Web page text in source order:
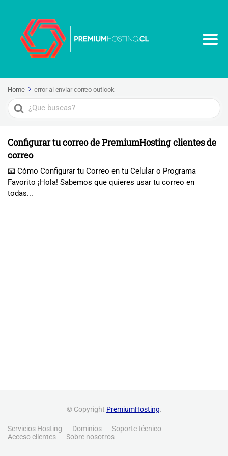
Home error al enviar correo outlook
Search
For
Configurar tu correo de PremiumHosting clientes de
correo
📧 Cómo Configurar tu Correo en tu Celular o Programa
Favorito ¡Hola! Sabemos que quieres usar tu correo en
todas...
© Copyright PremiumHosting.
Servicios Hosting Dominios
Soporte técnico
Acceso clientes
Sobre nosotros